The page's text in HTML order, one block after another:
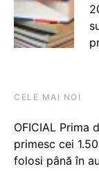
CELE MAI NOI
OFICIAL Prima
primesc cei
folosi până în